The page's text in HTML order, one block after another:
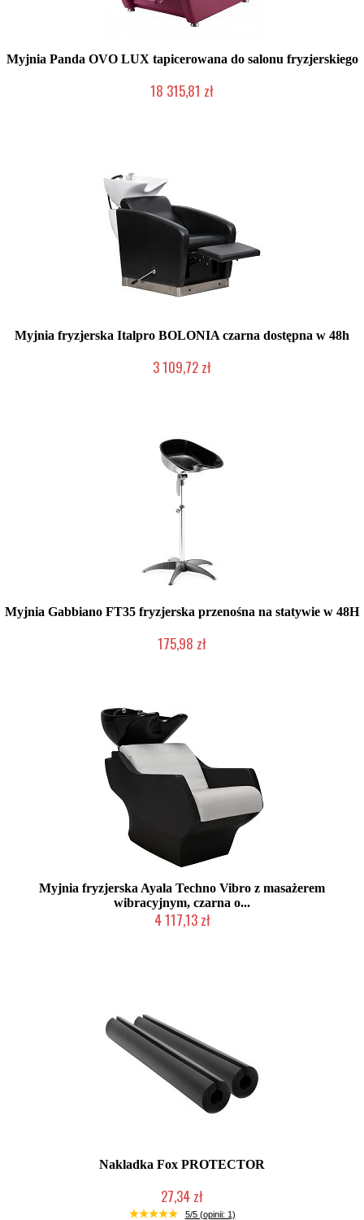
Myjnia Panda OVO LUX tapicerowana do salonu fryzjerskiego
18 315,81 zł
Myjnia fryzjerska Italpro BOLONIA czarna dostępna w 48h
3 109,72 zł
Myjnia Gabbiano FT35 fryzjerska przenośna na statywie w 48H
175,98 zł
Myjnia fryzjerska Ayala Techno Vibro z masażerem
wibracyjnym, czarna o...
4 117,13 zł
Nakladka Fox PROTECTOR
27,34 zł
Produkt wycofany
5/5 (opinii: 1)